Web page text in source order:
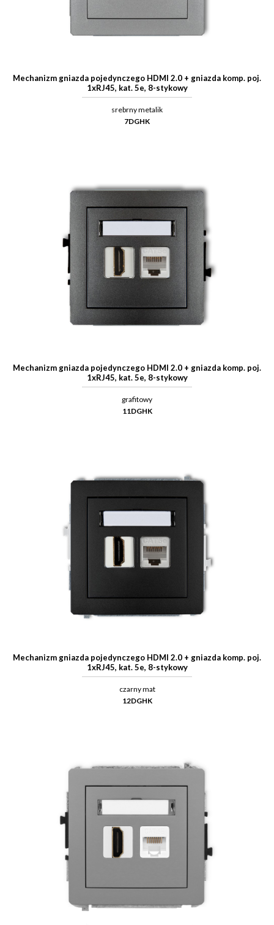
Mechanizm gniazda pojedynczego HDMI 2.0 + gniazda komp. poj.
1xRJ45, kat. 5e, 8-stykowy
srebrny metalik
7DGHK
Mechanizm gniazda pojedynczego HDMI 2.0 + gniazda komp. poj.
1xRJ45, kat. 5e, 8-stykowy
grafitowy
11DGHK
Mechanizm gniazda pojedynczego HDMI 2.0 + gniazda komp. poj.
1xRJ45, kat. 5e, 8-stykowy
czarny mat
12DGHK